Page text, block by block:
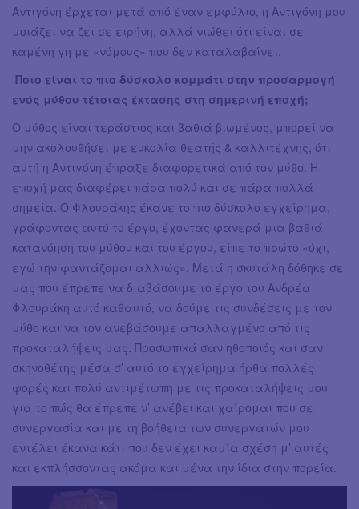
Αντιγόνη έρχεται μετά από έναν εμφύλιο, η Αντιγόνη μου
μοιάζει να ζει σε ειρήνη, αλλά νιώθει ότι είναι σε
καμένη γη με «νόμους» που δεν καταλαβαίνει.
Ποιο είναι το πιο δύσκολο κομμάτι στην προσαρμογή
ενός μύθου τέτοιας έκτασης στη σημερινή εποχή;
Ο μύθος είναι τεράστιος και βαθιά βιωμένος, μπορεί να
μην ακολουθήσει με ευκολία θεατής & καλλιτέχνης, ότι
αυτή η Αντιγόνη έπραξε διαφορετικά από τον μύθο. Η
εποχή μας διαφέρει πάρα πολύ και σε πάρα πολλά
σημεία. Ο Φλουράκης έκανε το πιο δύσκολο εγχείρημα,
γράφοντας αυτό το έργο, έχοντας φανερά μια βαθιά
κατανόηση του μύθου και του έργου, είπε το πρώτο «όχι,
εγώ την φαντάζομαι αλλιώς». Μετά η σκυτάλη δόθηκε σε
μας που έπρεπε να διαβάσουμε το έργο του Ανδρέα
Φλουράκη αυτό καθαυτό, να δούμε τις συνδέσεις με τον
μύθο και να τον ανεβάσουμε απαλλαγμένο από τις
προκαταλήψεις μας. Προσωπικά σαν ηθοποιός και σαν
σκηνοθέτης μέσα σ’ αυτό το εγχείρημα ήρθα πολλές
φορές και πολύ αντιμέτωπη με τις προκαταλήψεις μου
για το πώς θα έπρεπε ν’ ανέβει και χαίρομαι που σε
συνεργασία και με τη βοήθεια των συνεργατών μου
εντέλει έκανα κάτι που δεν έχει καμία σχέση μ’ αυτές
και εκπλήσσοντας ακόμα και μένα την ίδια στην πορεία.